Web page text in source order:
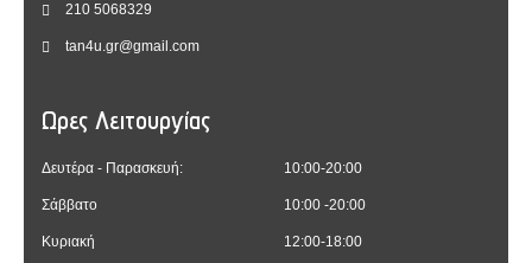
210 5068329
tan4u.gr@gmail.com
Ωρες Λειτουργίας
Δευτέρα - Παρασκευή:
Σάββατο
Κυριακή
10:00-20:00
10:00 -20:00
12:00-18:00